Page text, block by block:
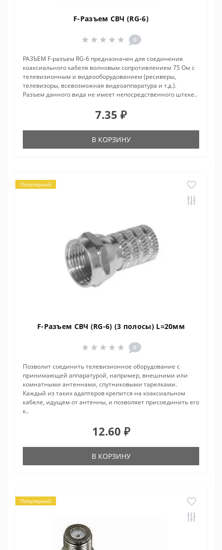
F-Разъем СВЧ (RG-6)
0
РАЗЪЕМ F-разъем RG-6 предназначен для соединения
коаксиального кабеля волновым сопротивлением 75 Ом с
телевизионным и видеооборудованием (ресиверы,
телевизоры, всевозможная видеоаппаратура и т.д.).
Разъем данного вида не имеет непосредственного штеке..
7.35 ₽
В КОРЗИНУ
Популярный
F-Разъем СВЧ (RG-6) (3 полосы) L=20мм
0
Позволит соединить телевизионное оборудование с
принимающей аппаратурой, например, внешними или
комнатными антеннами, спутниковыми тарелками.
Каждый из таких адаптеров крепится на коаксиальном
кабеле, идущем от антенны, и позволяет присоединить его
к..
12.60 ₽
В КОРЗИНУ
Популярный